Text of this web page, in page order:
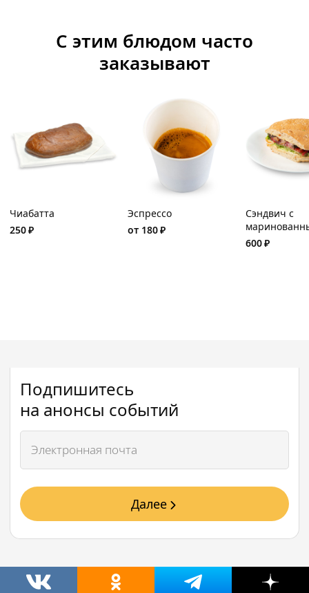
С этим блюдом часто
заказывают
Чиабатта
250₽
Эспрессо
от 180₽
Сэндвич с
ростбифом и
600₽
Подпишитесь
на анонсы событий
Далее